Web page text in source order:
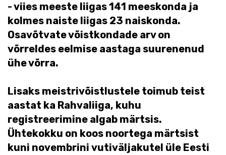
- viies meeste liigas 141 meeskonda ja
kolmes naiste liigas 23 naiskonda.
Osavõtvate võistkondade arv on
võrreldes eelmise aastaga suurenenud
ühe võrra.
Lisaks meistrivõistlustele toimub teist
aastat ka Rahvaliiga, kuhu
registreerimine algab märtsis.
Ühtekokku on koos noortega märtsist
kuni novembrini vutiväljakutel üle Eesti